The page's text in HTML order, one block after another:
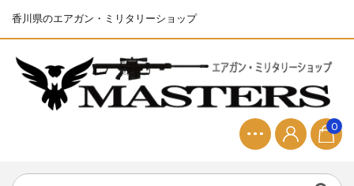
香川県のエアガン・ミリタリーショップ
0
お知らせ
2025.8.28
お知らせ 2025.11.27